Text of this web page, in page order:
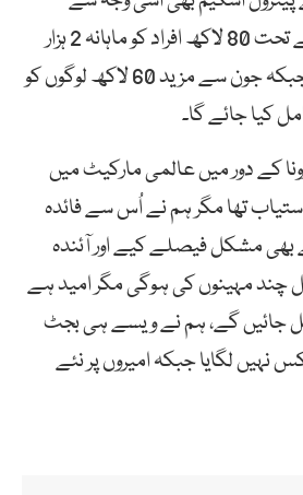
متعارف کروائی جس کے تحت 80 لاکھ افراد کو ماہانہ 2 ہزار
روپے دیئے جائیں گے جبکہ جون سے مزید 60 لاکھ لوگوں کو
کیا جائے گا۔
کے دور میں عالمی مارکیٹ میں
ڈالر میں دستیاب تھا مگر ہم نے اُس سے فائدہ
بھی مشکل فیصلے کیے اور آئندہ
چند مہینوں کی ہوگی مگر امید ہے
جائیں گے، ہم نے ویسے ہی بجٹ
نہیں لگایا جبکہ امیروں پر نئے